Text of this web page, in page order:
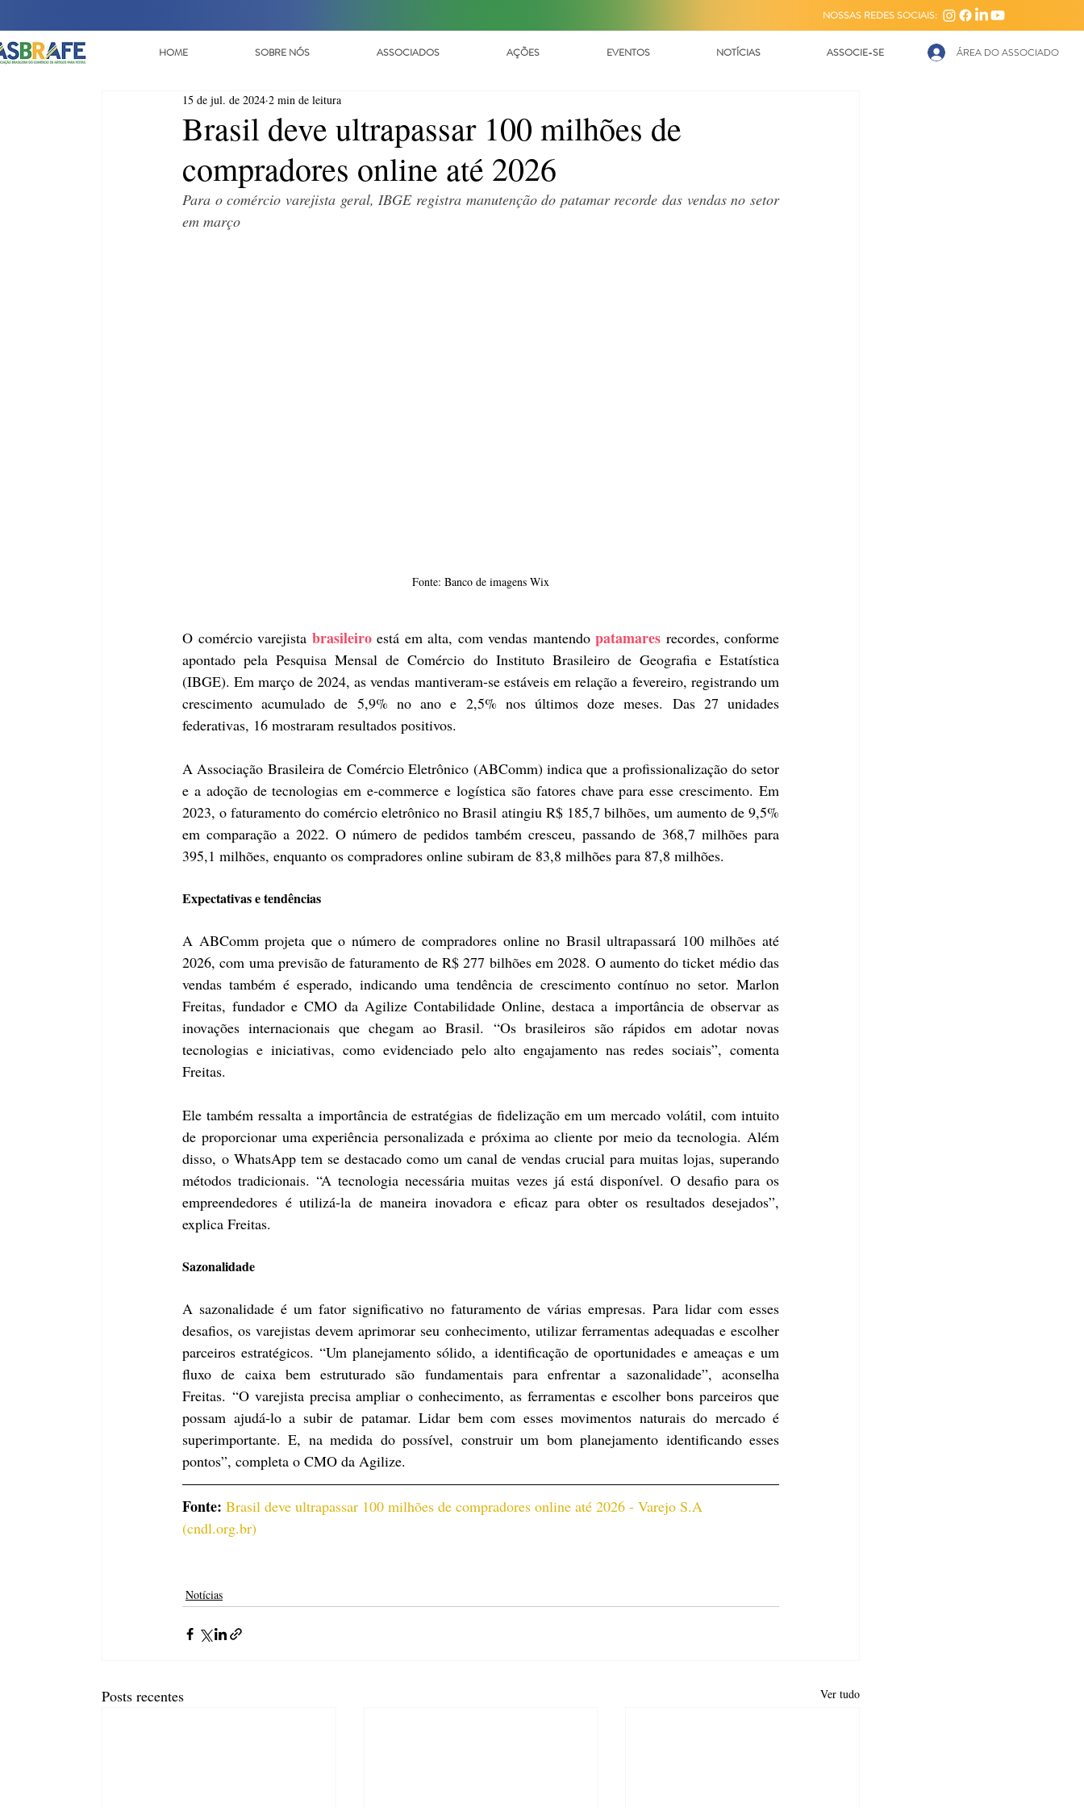
NOSSAS REDES SOCIAIS:
HOME SOBRE NÓS ASSOCIADOS AÇÕES EVENTOS NOTÍCIAS ASSOCIE-SE ÁREA DO ASSOCIADO
Brasil deve ultrapassar 100 milhões de
compradores online até 2026
15 de jul. de 2024 2 min de leitura
Para o comércio varejista geral, IBGE registra manutenção do patamar recorde das vendas no setor
em março
Fonte: Banco de imagens Wix
O comércio varejista brasileiro está em alta, com vendas mantendo patamares recordes, conforme
apontado pela Pesquisa Mensal de Comércio do Instituto Brasileiro de Geografia e Estatística
(IBGE). Em março de 2024, as vendas mantiveram-se estáveis em relação a fevereiro, registrando um
crescimento acumulado de 5,9% no ano e 2,5% nos últimos doze meses. Das 27 unidades
federativas, 16 mostraram resultados positivos.
A Associação Brasileira de Comércio Eletrônico (ABComm) indica que a profissionalização do setor
e a adoção de tecnologias em e-commerce e logística são fatores chave para esse crescimento. Em
2023, o faturamento do comércio eletrônico no Brasil atingiu R$ 185,7 bilhões, um aumento de 9,5%
em comparação a 2022. O número de pedidos também cresceu, passando de 368,7 milhões para
395,1 milhões, enquanto os compradores online subiram de 83,8 milhões para 87,8 milhões.
Expectativas e tendências
A ABComm projeta que o número de compradores online no Brasil ultrapassará 100 milhões até
2026, com uma previsão de faturamento de R$ 277 bilhões em 2028. O aumento do ticket médio das
vendas também é esperado, indicando uma tendência de crescimento contínuo no setor. Marlon
Freitas, fundador e CMO da Agilize Contabilidade Online, destaca a importância de observar as
inovações internacionais que chegam ao Brasil. “Os brasileiros são rápidos em adotar novas
tecnologias e iniciativas, como evidenciado pelo alto engajamento nas redes sociais”, comenta
Freitas.
Ele também ressalta a importância de estratégias de fidelização em um mercado volátil, com intuito
de proporcionar uma experiência personalizada e próxima ao cliente por meio da tecnologia. Além
disso, o WhatsApp tem se destacado como um canal de vendas crucial para muitas lojas, superando
métodos tradicionais. “A tecnologia necessária muitas vezes já está disponível. O desafio para os
empreendedores é utilizá-la de maneira inovadora e eficaz para obter os resultados desejados”,
explica Freitas.
Sazonalidade
A sazonalidade é um fator significativo no faturamento de várias empresas. Para lidar com esses
desafios, os varejistas devem aprimorar seu conhecimento, utilizar ferramentas adequadas e escolher
parceiros estratégicos. “Um planejamento sólido, a identificação de oportunidades e ameaças e um
fluxo de caixa bem estruturado são fundamentais para enfrentar a sazonalidade”, aconselha
Freitas. “O varejista precisa ampliar o conhecimento, as ferramentas e escolher bons parceiros que
possam ajudá-lo a subir de patamar. Lidar bem com esses movimentos naturais do mercado é
superimportante. E, na medida do possível, construir um bom planejamento identificando esses
pontos”, completa o CMO da Agilize.
Fonte: Brasil deve ultrapassar 100 milhões de compradores online até 2026 - Varejo S.A
(cndl.org.br)
Notícias
Posts recentes Ver tudo